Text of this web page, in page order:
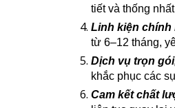
tiết và thống
Linh kiện chính
từ 6–12 tháng,
Dịch vụ trọn
khắc phục các
Cam kết chất